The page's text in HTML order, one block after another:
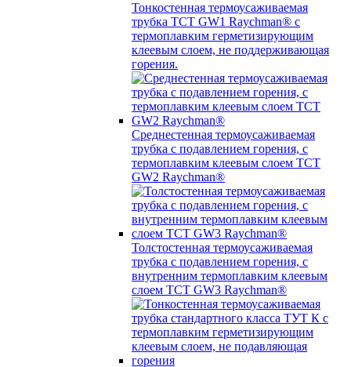
Тонкостенная термоусаживаемая
трубка TCT GW1 Raychman® с
термоплавким герметизирующим
клеевым слоем, не поддерживающая
горения.
Среднестенная термоусаживаемая
трубка c подавлением горения, с
термоплавким клеевым слоем TCT
GW2 Raychman®
Толстостенная термоусаживаемая
трубка c подавлением горения, с
внутренним термоплавким клеевым
слоем TCT GW3 Raychman®